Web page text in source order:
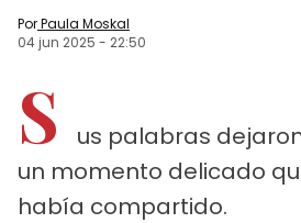
PorPaula Moskal
04 jun 2025 - 22:50
S
us palabras
un momento delicado
había compartido.